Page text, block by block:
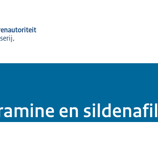
en sildenafil